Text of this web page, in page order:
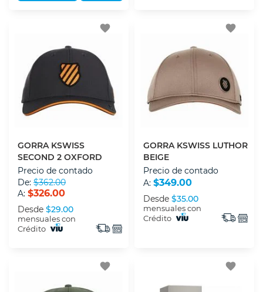
favorite
GORRA KSWISS
SECOND 2 OXFORD
Precio de contado
De: $362.00
A: $326.00
Desde $29.00
mensuales con
Crédito
favorite
GORRA KSWISS LUTHOR
BEIGE
Precio de contado
A: $349.00
Desde $35.00
mensuales con
Crédito
favorite favorite